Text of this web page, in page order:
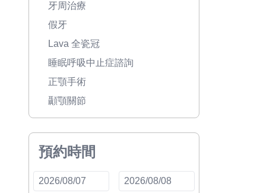
牙周治療
假牙
Lava 全瓷冠
睡眠呼吸中止症諮詢
正顎手術
顳顎關節
預約時間